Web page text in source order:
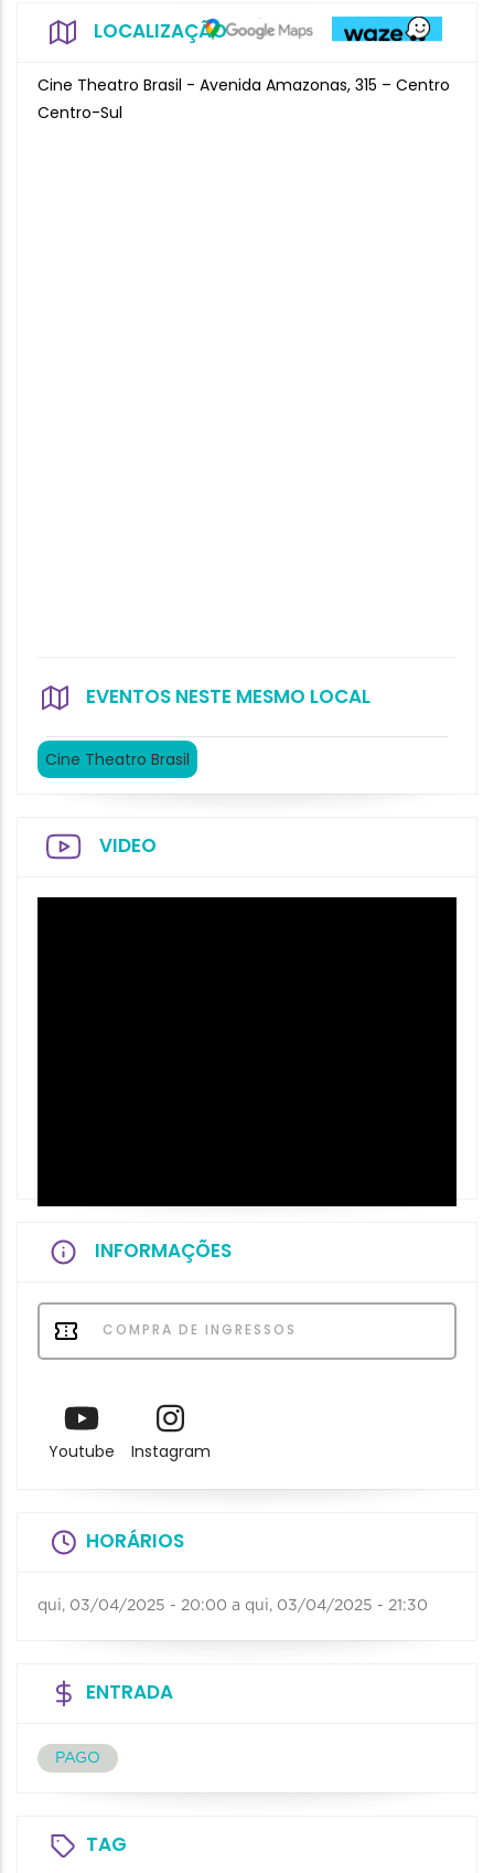
LOCALIZAÇÃO
Cine Theatro Brasil - Avenida Amazonas, 315 – Centro
Centro-Sul
EVENTOS NESTE MESMO LOCAL
Cine Theatro Brasil
VIDEO
INFORMAÇÕES
COMPRA DE INGRESSOS
Youtube Instagram
HORÁRIOS
qui, 03/04/2025 - 20:00 a qui, 03/04/2025 - 21:30
ENTRADA
PAGO
TAG